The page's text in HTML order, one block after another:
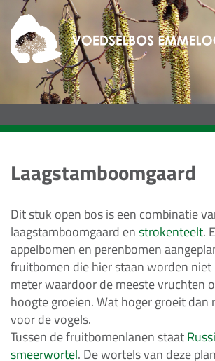
Laagstamboomgaard
Dit stuk open bos is een combinatie
laagstamboomgaard enstrokenteelt.
appelbomen en perenbomen
fruitbomen die hier staan worden niet
meter waardoor de meeste vruchten
hoogte groeien. Wat hoger groeit dan
voor de vogels.
Tussen de fruitbomenlanen staat
smeerwortel. De wortels van deze